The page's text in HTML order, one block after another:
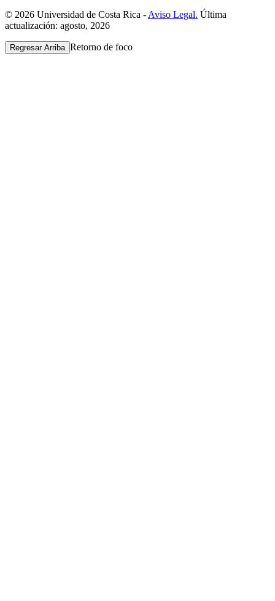
© 2026 Universidad de Costa Rica - Aviso Legal. Última
actualización: agosto, 2026
Regresar Arriba Retorno de foco